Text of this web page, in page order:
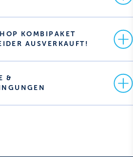
KOMBIPAKET
AUSVERKAUFT!
&